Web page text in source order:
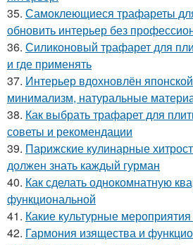
35. Самоклеющиеся трафареты
обновить интерьер без
36. Силиконовый трафарет для
и где применять
37. Интерьер вдохновлён
минимализм, натуральные
38. Как выбрать трафарет для
советы и рекомендации
39. Парижские кулинарные
должен знать каждый гурман
40. Как сделать однокомнатную
функциональной
41. Какие культурные
42. Гармония изящества и